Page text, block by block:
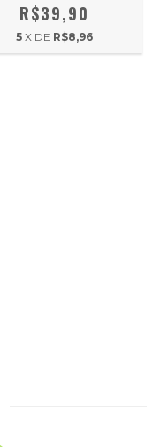
R$39,90
5 X DE R$8,96